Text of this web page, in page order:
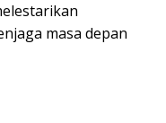
masa depan